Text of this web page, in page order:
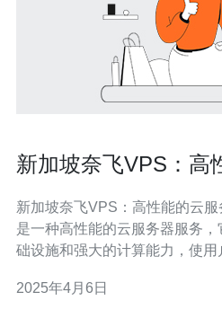
新加坡奈飞VPS：高
新加坡奈飞VPS：高性能的云服务器服务 新
是一种高性能的云服务器服务
础设施和强大的计算能力，使
下优势： 高性能：新加坡奈飞V
2025年4月6日